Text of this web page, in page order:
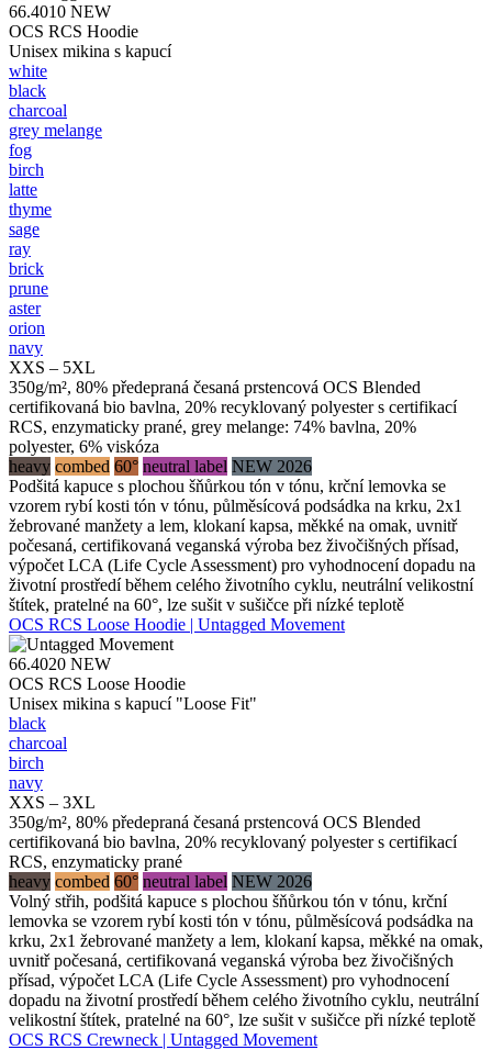
66.4010 NEW
OCS RCS Hoodie
Unisex mikina s kapucí
white
black
charcoal
grey melange
fog
birch
latte
thyme
sage
ray
brick
prune
aster
orion
navy
XXS – 5XL
350g/m², 80% předepraná česaná prstencová OCS Blended
certifikovaná bio bavlna, 20% recyklovaný polyester s certifikací
RCS, enzymaticky prané, grey melange: 74% bavlna, 20%
polyester, 6% viskóza
heavy combed 60° neutral label NEW 2026
Podšitá kapuce s plochou šňůrkou tón v tónu, krční lemovka se
vzorem rybí kosti tón v tónu, půlměsícová podsádka na krku, 2x1
žebrované manžety a lem, klokaní kapsa, měkké na omak, uvnitř
počesaná, certifikovaná veganská výroba bez živočišných přísad,
výpočet LCA (Life Cycle Assessment) pro vyhodnocení dopadu na
životní prostředí během celého životního cyklu, neutrální velikostní
štítek, pratelné na 60°, lze sušit v sušičce při nízké teplotě
OCS RCS Loose Hoodie | Untagged Movement
66.4020 NEW
OCS RCS Loose Hoodie
Unisex mikina s kapucí "Loose Fit"
black
charcoal
birch
navy
XXS – 3XL
350g/m², 80% předepraná česaná prstencová OCS Blended
certifikovaná bio bavlna, 20% recyklovaný polyester s certifikací
RCS, enzymaticky prané
heavy combed 60° neutral label NEW 2026
Volný střih, podšitá kapuce s plochou šňůrkou tón v tónu, krční
lemovka se vzorem rybí kosti tón v tónu, půlměsícová podsádka na
krku, 2x1 žebrované manžety a lem, klokaní kapsa, měkké na omak,
uvnitř počesaná, certifikovaná veganská výroba bez živočišných
přísad, výpočet LCA (Life Cycle Assessment) pro vyhodnocení
dopadu na životní prostředí během celého životního cyklu, neutrální
velikostní štítek, pratelné na 60°, lze sušit v sušičce při nízké teplotě
OCS RCS Crewneck | Untagged Movement